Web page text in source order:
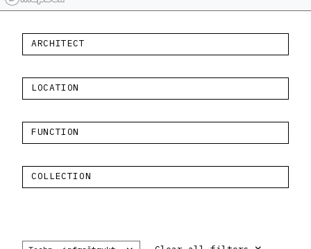
ARCHITECT
LOCATION
FUNCTION
COLLECTION